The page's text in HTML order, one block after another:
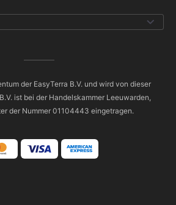
der EasyTerra B.V. und wird von dieser
ist bei der Handelskammer Leeuwarden,
der Nummer 01104443 eingetragen.